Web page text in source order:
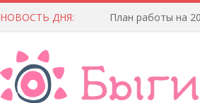
НОВОСТЬ ДНЯ: План работы на